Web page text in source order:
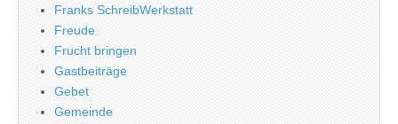
Franks SchreibWerkstatt
Freude
Frucht bringen
Gastbeiträge
Gebet
Gemeinde